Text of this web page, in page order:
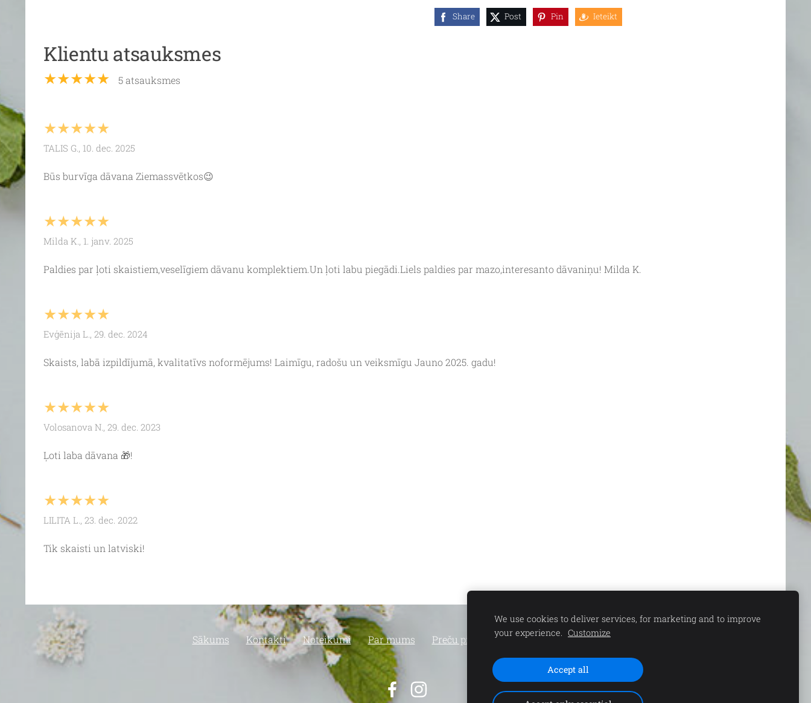
Share Post Pin Ieteikt
Klientu atsauksmes
★★★★★ 5 atsauksmes
★★★★★
TALIS G., 10. dec. 2025
Būs burvīga dāvana Ziemassvētkos😉
★★★★★
Milda K., 1. janv. 2025
Paldies par ļoti skaistiem,veselīgiem dāvanu komplektiem.Un ļoti labu piegādi.Liels paldies par mazo,interesanto dāvaniņu! Milda K.
★★★★★
Evģēnija L., 29. dec. 2024
Skaists, labā izpildījumā, kvalitatīvs noformējums! Laimīgu, radošu un veiksmīgu Jauno 2025. gadu!
★★★★★
Volosanova N., 29. dec. 2023
Ļoti laba dāvana 🎁!
★★★★★
LILITA L., 23. dec. 2022
Tik skaisti un latviski!
Sākums Kontakti Noteikumi Par mums Preču piegāde un atgriešana Sīkdatnes
We use cookies to deliver services, for marketing and to improve
your experience. Customize
Accept all